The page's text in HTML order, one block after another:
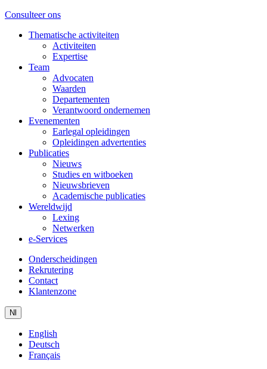
Consulteer ons
Thematische activiteiten
Activiteiten
Expertise
Team
Advocaten
Waarden
Departementen
Verantwoord ondernemen
Evenementen
Earlegal opleidingen
Opleidingen advertenties
Publicaties
Nieuws
Studies en witboeken
Nieuwsbrieven
Academische publicaties
Wereldwijd
Lexing
Netwerken
e-Services
Onderscheidingen
Rekrutering
Contact
Klantenzone
Nl
English
Deutsch
Français